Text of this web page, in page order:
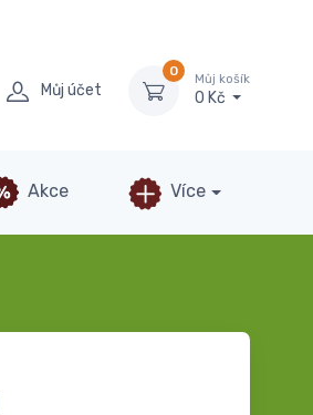
Můj účet
0
Můj košík
0 Kč
Akce Více